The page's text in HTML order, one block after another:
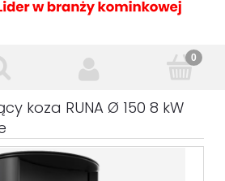
koza RUNA Ø 150 8 kW